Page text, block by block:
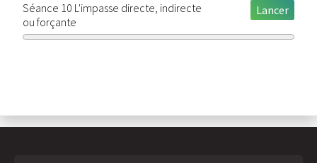
Séance 10 L'impasse directe, indirecte
ou forçante
Lancer